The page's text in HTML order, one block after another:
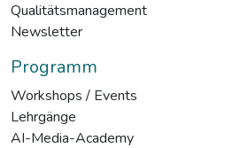
Qualitätsmanagement
Newsletter
Programm
Workshops / Events
Lehrgänge
AI-Media-Academy